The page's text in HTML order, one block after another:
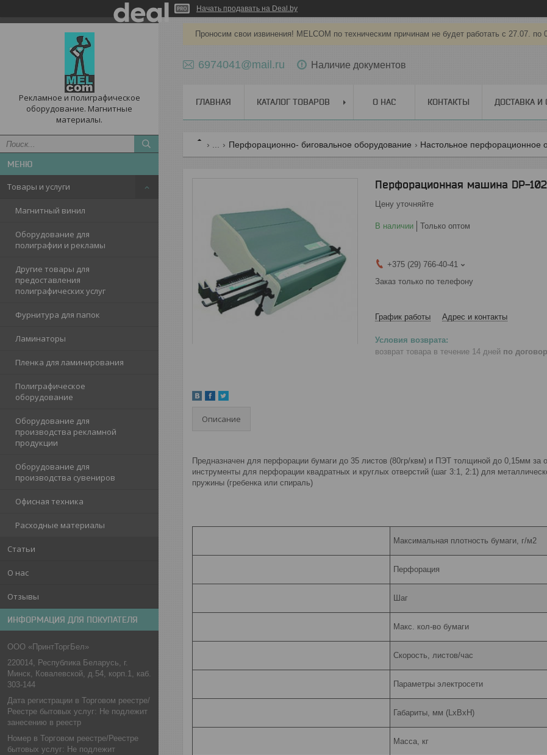
Начать продавать на Deal.by
Рекламное и полиграфическое
оборудование. Магнитные
материалы.
Товары и услуги
Магнитный винил
Оборудование для
полиграфии и рекламы
Другие товары для
предоставления
полиграфических услуг
Фурнитура для папок
Ламинаторы
Пленка для ламинирования
Полиграфическое
оборудование
Оборудование для
производства рекламной
продукции
Оборудование для
производства сувениров
Офисная техника
Расходные материалы
Статьи
О нас
Отзывы
ИНФОРМАЦИЯ ДЛЯ ПОКУПАТЕЛЯ
ООО «ПринтТоргБел»
220014, Республика Беларусь, г.
Минск, Ковалевской, д.54, корп.1, каб.
303-144
Дата регистрации в Торговом реестре/
Реестре бытовых услуг: Не подлежит
занесению в реестр
Номер в Торговом реестре/Реестре
бытовых услуг: Не подлежит
Проносим свои извинения! MELCOM по техническим причинам не будет работать с 27.07. по
6974041@mail.ru Наличие документов
ГЛАВНАЯ КАТАЛОГ ТОВАРОВ О НАС КОНТАКТЫ ДОСТАВКА И
Перфорационно- биговальное оборудование Настольное перфорационное
Перфорационная машина DP-
Цену уточняйте
В наличии Только оптом
+375 (29) 766-40-41
Заказ только по телефону
График работы Адрес и контакты
возврат товара в течение 14 дней по
Описание
Предназначен для перфорации бумаги до 35 листов (80гр/квм) и ПЭТ толщиной до 0,15мм за
инструменты для перфорации квадратных и круглых отверстий (шаг 3:1, 2:1) для
пружины (гребенка или спираль)
Максимальная плотность бумаги, г/м2
Перфорация
Шаг
Макс. кол-во бумаги
Скорость, листов/час
Параметры электросети
Габариты, мм (LxBxH)
Масса, кг